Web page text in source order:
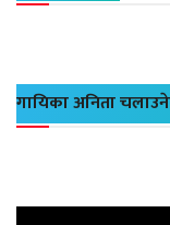
गायिका अनिता